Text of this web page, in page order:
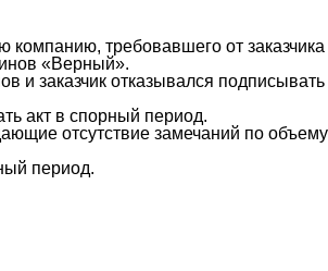
требовавшего от заказчика
«Верный».
и заказчик отказывался подписывать
акт в спорный период.
отсутствие замечаний по
период.